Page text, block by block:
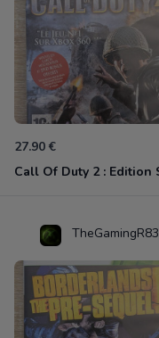
27.90 €
TheGamingR83